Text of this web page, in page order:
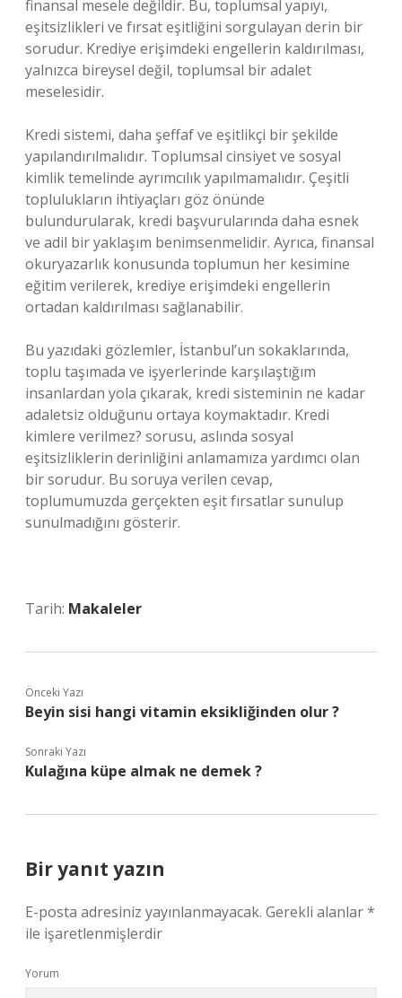
finansal mesele değildir. Bu, toplumsal yapıyı,
eşitsizlikleri ve fırsat eşitliğini sorgulayan derin bir
sorudur. Krediye erişimdeki engellerin kaldırılması,
yalnızca bireysel değil, toplumsal bir adalet
meselesidir.
Kredi sistemi, daha şeffaf ve eşitlikçi bir şekilde
yapılandırılmalıdır. Toplumsal cinsiyet ve sosyal
kimlik temelinde ayrımcılık yapılmamalıdır. Çeşitli
toplulukların ihtiyaçları göz önünde
bulundurularak, kredi başvurularında daha esnek
ve adil bir yaklaşım benimsenmelidir. Ayrıca, finansal
okuryazarlık konusunda toplumun her kesimine
eğitim verilerek, krediye erişimdeki engellerin
ortadan kaldırılması sağlanabilir.
Bu yazıdaki gözlemler, İstanbul’un sokaklarında,
toplu taşımada ve işyerlerinde karşılaştığım
insanlardan yola çıkarak, kredi sisteminin ne kadar
adaletsiz olduğunu ortaya koymaktadır. Kredi
kimlere verilmez? sorusu, aslında sosyal
eşitsizliklerin derinliğini anlamamıza yardımcı olan
bir sorudur. Bu soruya verilen cevap,
toplumumuzda gerçekten eşit fırsatlar sunulup
sunulmadığını gösterir.
Tarih: Makaleler
Önceki Yazı
Beyin sisi hangi vitamin eksikliğinden olur ?
Sonraki Yazı
Kulağına küpe almak ne demek ?
Bir yanıt yazın
E-posta adresiniz yayınlanmayacak. Gerekli alanlar*
ile işaretlenmişlerdir
Yorum